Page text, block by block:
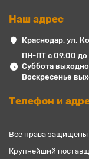
Наш адрес
Краснодар, ул.
ПН-ПТ с 09.00 до
Суббота
Воскресенье
Телефон и
Все права
Крупнейший